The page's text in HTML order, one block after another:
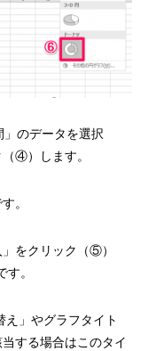
のデータを選択
④） します。
。
をクリック（⑤）
す。
」やグラフタイト
する場合はこのタイ